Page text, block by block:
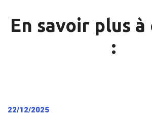
En savoir plus à
:
22/12/2025